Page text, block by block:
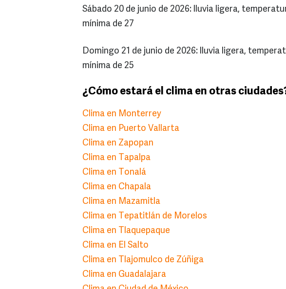
Sábado 20 de junio de 2026: lluvia ligera,
mínima de 27
Domingo 21 de junio de 2026: lluvia ligera,
mínima de 25
¿Cómo estará el clima en otras
Clima en Monterrey
Clima en Puerto Vallarta
Clima en Zapopan
Clima en Tapalpa
Clima en Tonalá
Clima en Chapala
Clima en Mazamitla
Clima en Tepatitlán de Morelos
Clima en Tlaquepaque
Clima en El Salto
Clima en Tlajomulco de Zúñiga
Clima en Guadalajara